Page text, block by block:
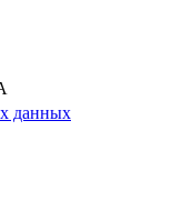
данных